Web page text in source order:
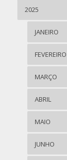
2025
JANEIRO
FEVEREIRO
MARÇO
ABRIL
MAIO
JUNHO